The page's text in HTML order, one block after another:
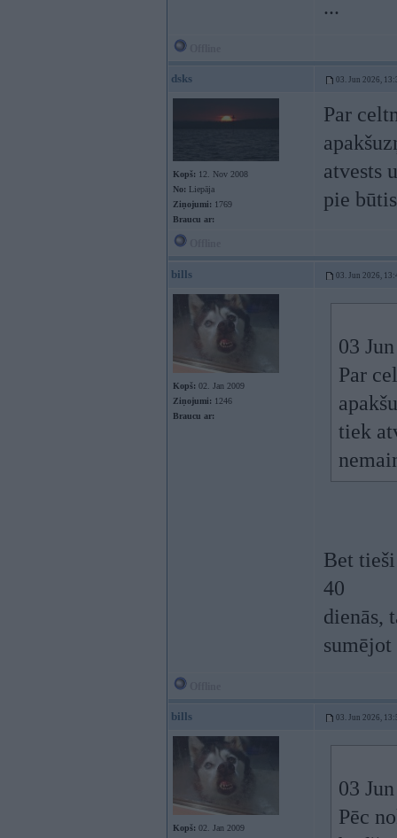
...
dsks 03. Jun 2026,
Kopš: 12. Nov 2008
No: Liepāja
Ziņojumi: 1769
Braucu ar:
Par
atvests
pie
bills 03. Jun 2026,
Kopš: 02. Jan 2009
Ziņojumi: 1246
Braucu ar:
03
Par
tiek
Bet
40
dienās,
bills 03. Jun 2026,
Kopš: 02. Jan 2009
03
Pēc